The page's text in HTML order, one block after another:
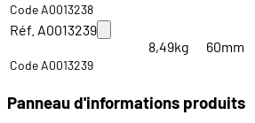
Code A0013238
Réf. A0013239
Code A0013239
8,49kg 60mm
Panneau d'informations produits